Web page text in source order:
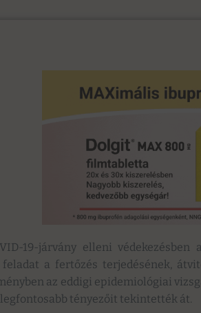
19-járvány elleni
a fertőzés terjedésének,
az eddigi epidemiológiai
tényezőit tekintették át.